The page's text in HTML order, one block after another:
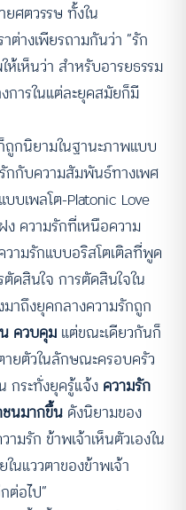
ศตวรรษ ทั้งใน
ต่างเพียรถามกันว่า “รัก
ห้เห็นว่า สำหรับอารยธรรม
ารในแต่ละยุคสมัยก็มี
ถูกนิยามในฐานะภาพแบบ
กกับความสัมพันธ์ทางเพศ
บเพลโต-Platonic Love
ความรักที่เหนือความ
ามรักแบบอริสโตเติลที่พูด
ดสินใจ การตัดสินใจใน
าถึงยุคกลางความรักถูก
ควบคุม แต่ขณะเดียวกันก็
ยตัวในลักษณะครอบครัว
กระทั่งยุครู้แจ้ง ความรัก
นมากขึ้น ดังนิยามของ
มรัก ข้าพเจ้าเห็นตัวเองใน
นแววตาของข้าพเจ้า
ต่อไป”